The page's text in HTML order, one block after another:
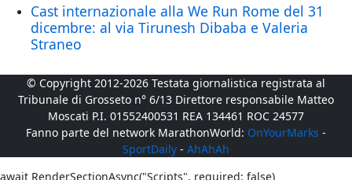
Cast internazionale alla We Run Rome del 31
dicembre: al via Tirunesh Dibaba e Valeria
Straneo
© Copyright 2012-2026 Testata giornalistica registrata al
Tribunale di Grosseto n° 6/13 Direttore responsabile Matteo
Moscati P.I. 01552400531 REA 134461 ROC 24577
Fanno parte del network MarathonWorld: OnYourMarks -
SportDaily - AhAhAh
await RenderSectionAsync("Scripts", required: false)